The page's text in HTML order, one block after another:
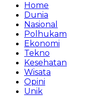
Home
Dunia
Nasional
Polhukam
Ekonomi
Tekno
Kesehatan
Wisata
Opini
Unik